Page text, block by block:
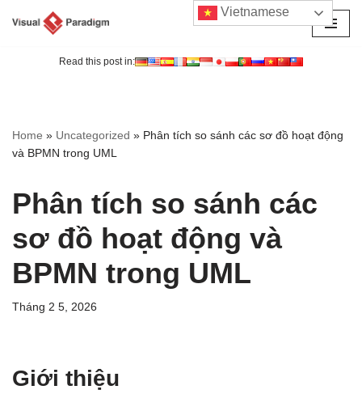
Read this post in:
Home » Uncategorized » Phân tích so sánh các sơ đồ hoạt động
và BPMN trong UML
Phân tích so sánh các
sơ đồ hoạt động và
BPMN trong UML
Tháng 2 5, 2026
Giới thiệu
Vietnamese